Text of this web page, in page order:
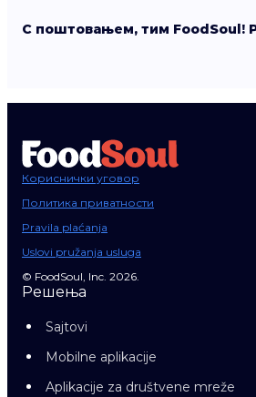
С поштовањем, тим FoodSoul!
Кориснички уговор
Политика приватности
Pravila plaćanja
Uslovi pružanja usluga
© FoodSoul, Inc. 2026.
Решења
Sajtovi
Mobilne aplikacije
Aplikacije za društvene mreže